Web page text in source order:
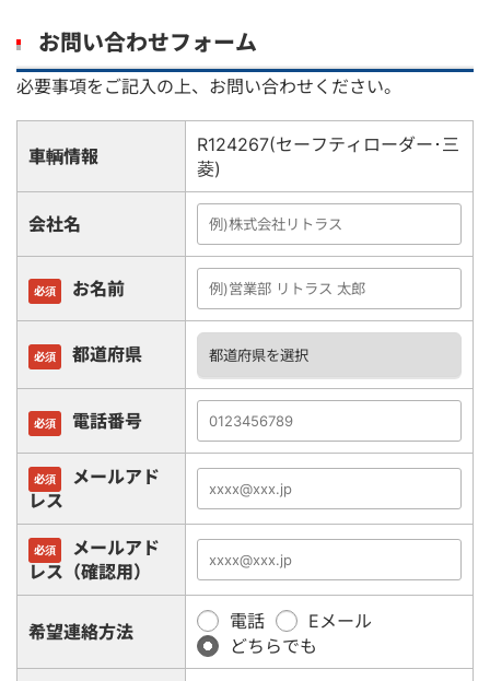
お問い合わせフォーム
必要事項をご記入の上、お問い合わせください。
車輌情報
R124267(セーフティローダー･三
菱)
会社名
必須 お名前
必須 都道府県
必須 電話番号
必須
メールアド
レス
必須
メールアド
レス（確認用）
希望連絡方法
電話
Eメール
どちらでも